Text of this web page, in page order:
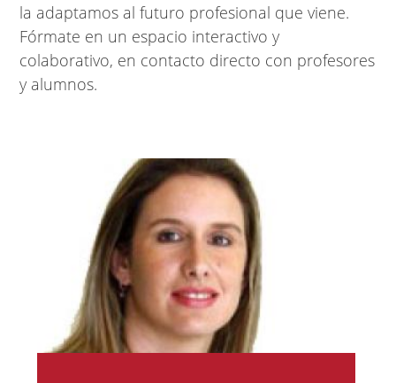
la adaptamos al futuro profesional que viene.
Fórmate en un espacio interactivo y
colaborativo, en contacto directo con profesores
y alumnos.